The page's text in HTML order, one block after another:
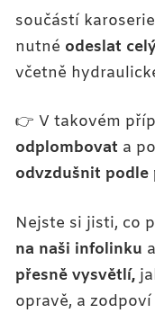
součástí
nutné odeslat
včetně
👉 V takovém
odplombovat a
odvzdušnit
Nejste si jisti, co
na naši infolinku
přesně vysvětlí,
opravě, a